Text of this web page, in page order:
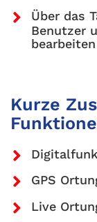
Über das
Benutzer
Kurze
Digitalfunk
GPS
Live